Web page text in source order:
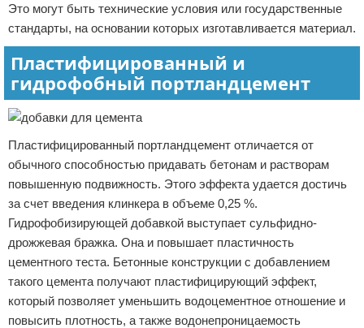
Это могут быть технические условия или государственные
стандарты, на основании которых изготавливается материал.
Пластифицированный и
гидрофобный портландцемент
Пластифицированный портландцемент отличается от
обычного способностью придавать бетонам и растворам
повышенную подвижность. Этого эффекта удается достичь
за счет введения клинкера в объеме 0,25 %.
Гидрофобизирующей добавкой выступает сульфидно-
дрожжевая бражка. Она и повышает пластичность
цементного теста. Бетонные конструкции с добавлением
такого цемента получают пластифицирующий эффект,
который позволяет уменьшить водоцементное отношение и
повысить плотность, а также водонепроницаемость